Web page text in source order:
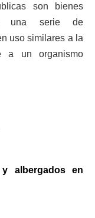
son bienes
una serie de
uso similares a la
a un organismo
albergados en